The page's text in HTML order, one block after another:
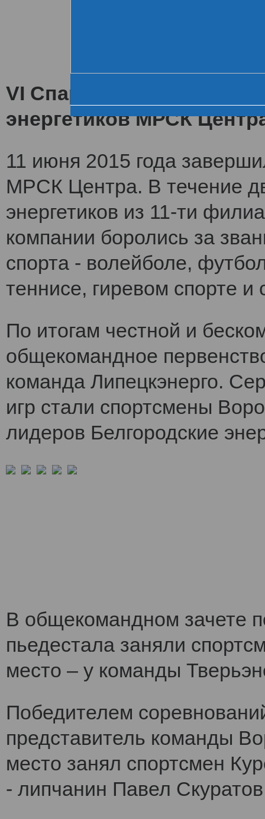
VI Спартакиада
энергетиков МРСК
11 июня 2015 года
МРСК Центра. В течение
энергетиков из 11-ти
компании боролись за
спорта - волейболе,
теннисе, гиревом спорте и
По итогам честной и
общекомандное
команда Липецкэнерго.
игр стали спортсмены
лидеров Белгородские
В общекомандном зачете
пьедестала заняли
место – у команды
Победителем
представитель команды
место занял спортсмен
- липчанин Павел